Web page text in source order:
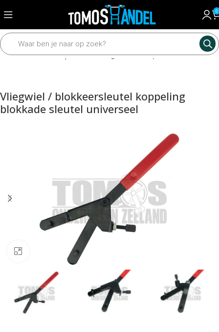
0
Home Gereedschap Bromfiets gereedschap
Vliegwiel / blokkeersleutel koppeling
blokkade sleutel universeel
Klik om te vergroten